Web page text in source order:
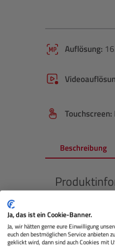
Auflösung:
Touchscreen:
Beschreibung
Der Zoom
dem Sie
Eingängen und
Videos mit
Ja, das ist ein Cookie-Banner.
Ja, wir hätten gerne eure Einwilligung
euch den bestmöglichen Service anbieten
geklickt wird, dann sind auch Cookies mit